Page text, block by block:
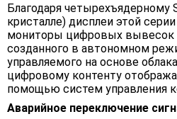
Благодаря четырехъядерному
кристалле) дисплеи этой
мониторы цифровых вывесок
созданного в автономном
управляемого на основе
цифровому контенту
помощью систем управления
Аварийное переключение